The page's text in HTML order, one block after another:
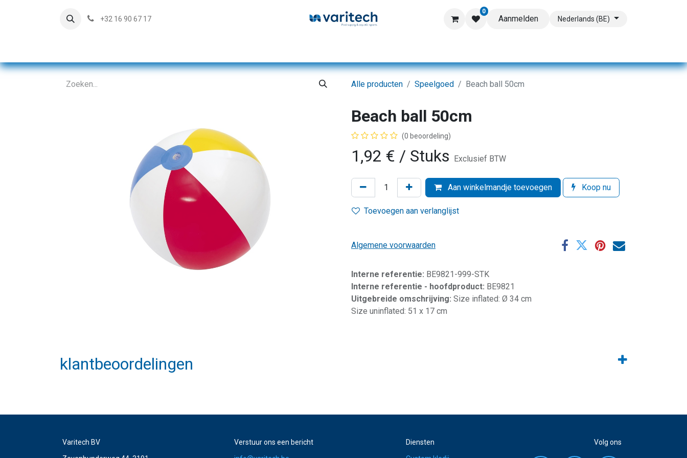
+32 16 90 67 17
0
Aanmelden Nederlands (BE)
Alle producten Speelgoed Beach ball 50cm
Beach ball 50cm
(0 beoordeling)
1,92 € / Stuks Exclusief BTW
Aan winkelmandje toevoegen Koop nu
Toevoegen aan verlanglijst
Algemene voorwaarden
Interne referentie: BE9821-999-STK
Interne referentie - hoofdproduct: BE9821
Uitgebreide omschrijving: Size inflated: Ø 34 cm
Size uninflated: 51 x 17 cm
klantbeoordelingen
Varitech BV
Diensten
Verstuur ons een bericht
Volg ons